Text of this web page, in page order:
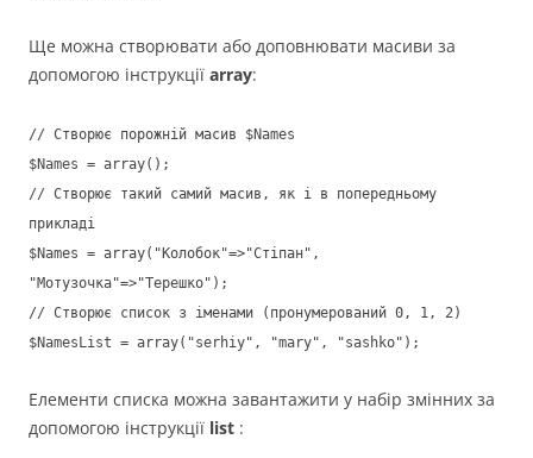
Ще можна створювати або доповнювати масиви за
допомогою інструкції array:
// Створює порожній масив $Names
$Names = array();
// Створює такий самий масив, як і в попередньому
прикладі
$Names = array("Колобок"=>"Стіпан",
"Мотузочка"=>"Терешко");
// Створює список з іменами (пронумерований 0, 1, 2)
$NamesList = array("serhiy", "mary", "sashko");
Елементи списка можна завантажити у набір змінних за
допомогою інструкції list :